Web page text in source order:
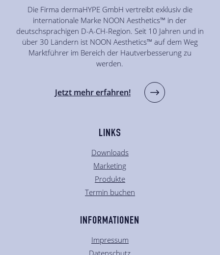
Die Firma dermaHYPE GmbH vertreibt exklusiv die
internationale Marke NOON Aesthetics™ in der
deutschsprachigen D-A-CH-Region. Seit 10 Jahren und in
über 30 Ländern ist NOON Aesthetics™ auf dem Weg
Marktführer im Bereich der Hautverbesserung zu
werden.
Jetzt mehr erfahren!
LINKS
Downloads
Marketing
Produkte
Termin buchen
INFORMATIONEN
Impressum
Datenschutz